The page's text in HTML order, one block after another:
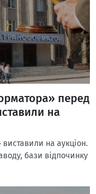
перед
на
на аукціон.
бази відпочинку